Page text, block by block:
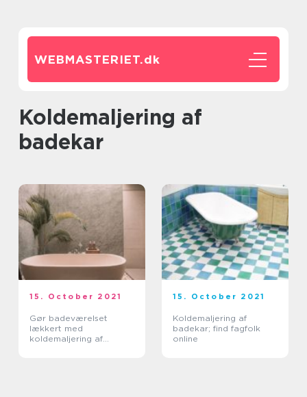
WEBMASTERIET.dk
Koldemaljering af
badekar
15. October 2021
Gør badeværelset
lækkert med
koldemaljering af
15. October 2021
Koldemaljering af
badekar; find fagfolk
online